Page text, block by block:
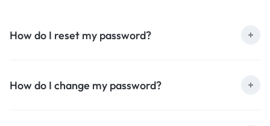
How do I reset my password?
How do I change my password?